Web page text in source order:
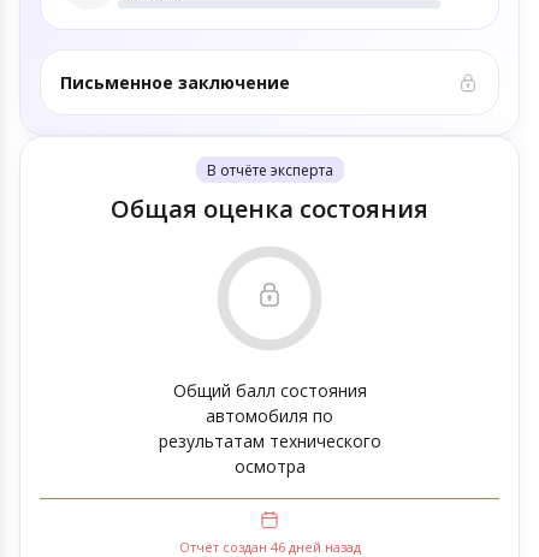
Письменное заключение
В отчёте эксперта
Общая оценка состояния
Общий балл состояния
автомобиля по
результатам технического
осмотра
Отчёт создан 46 дней назад